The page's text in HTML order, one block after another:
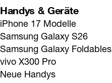
Handys & Geräte
iPhone 17 Modelle
Samsung Galaxy S26
Samsung Galaxy Foldables
vivo X300 Pro
Neue Handys